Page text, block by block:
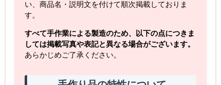
い、商品名・説明文を付けて順次掲載しておりま
す。
すべて手作業による製造のため、以下の点につきま
しては掲載写真や表記と異なる場合がございます。
あらかじめご了承ください。